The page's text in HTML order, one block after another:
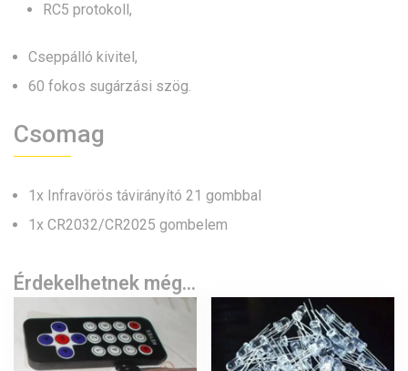
RC5 protokoll,
Cseppálló kivitel,
60 fokos sugárzási szög.
Csomag
1x Infravörös távirányító 21 gombbal
1x CR2032/CR2025 gombelem
Érdekelhetnek még…